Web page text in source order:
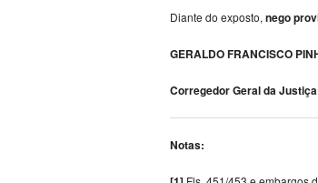
Diante do exposto, nego
GERALDO FRANCISCO
Corregedor Geral da
Notas: